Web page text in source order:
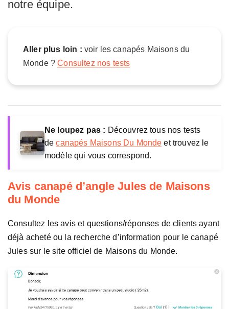
o
n
notre équipe.
Aller plus loin : voir les canapés Maisons du
Monde ?Consultez nos tests
Ne loupez pas : Découvrez tous nos tests
decanapés Maisons Du Monde et trouvez le
modèle qui vous correspond.
Avis canapé d’angle Jules de Maisons
du Monde
Consultez les avis et questions/réponses de clients ayant
déjà acheté ou la recherche d’information pour le canapé
Jules sur le site officiel de Maisons du Monde.